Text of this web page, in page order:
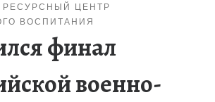
ЦЕНТР
ВОСПИТАНИЯ
финал
военно-